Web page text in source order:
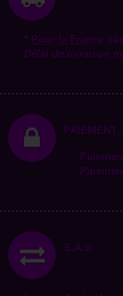
* Pour la France
Délai de livraison
PAIEMENT
S.A.V.